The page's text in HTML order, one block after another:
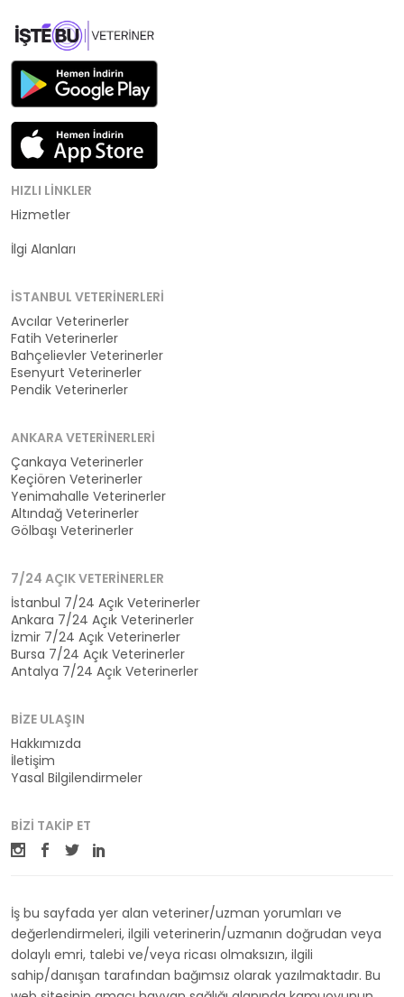
HIZLI LINKLER
Hizmetler
İlgi Alanları
İSTANBUL VETERINERLERI
Avcılar Veterinerler
Fatih Veterinerler
Bahçelievler Veterinerler
Esenyurt Veterinerler
Pendik Veterinerler
ANKARA VETERINERLERI
Çankaya Veterinerler
Keçiören Veterinerler
Yenimahalle Veterinerler
Altındağ Veterinerler
Gölbaşı Veterinerler
7/24 AÇIK VETERINERLER
İstanbul 7/24 Açık Veterinerler
Ankara 7/24 Açık Veterinerler
İzmir 7/24 Açık Veterinerler
Bursa 7/24 Açık Veterinerler
Antalya 7/24 Açık Veterinerler
BIZE ULAŞIN
Hakkımızda
İletişim
Yasal Bilgilendirmeler
BIZI TAKIP ET
İş bu sayfada yer alan veteriner/uzman yorumları ve
değerlendirmeleri, ilgili veterinerin/uzmanın doğrudan veya
dolaylı emri, talebi ve/veya ricası olmaksızın, ilgili
sahip/danışan tarafından bağımsız olarak yazılmaktadır. Bu